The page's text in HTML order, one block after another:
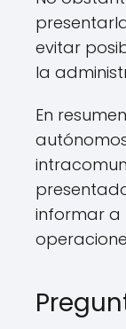
evitar
la
En
informar a